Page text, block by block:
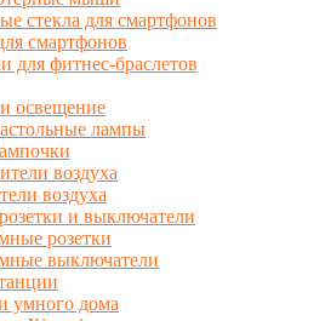
стекла для смартфонов
смартфонов
для фитнес-браслетов
освещение
лампы
воздуха
воздуха
и выключатели
розетки
выключатели
умного дома